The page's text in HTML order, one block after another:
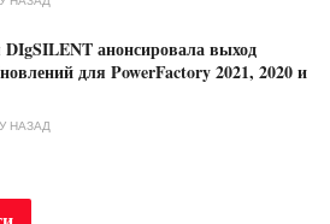
анонсировала выход
для PowerFactory 2021, 2020 и
НАЗАД